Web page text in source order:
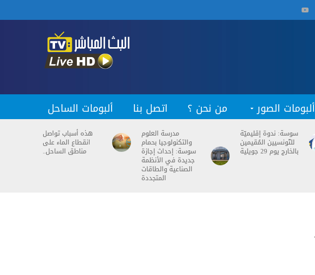
ألبومات الصور من نحن ؟ اتصل بنا ألبومات الساحل
سوسة: ندوة إقليميّة
للتّونسيين المُقيمين
بالخارج يوم 29 جويلية
مدرسة العلوم
والتكنولوجيا بحمام
سوسة: إحداث إجازة
جديدة في الأنظمة
الصناعية والطاقات
المتجددة
هذه أسباب تواصل
انقطاع الماء على
مناطق الساحل..